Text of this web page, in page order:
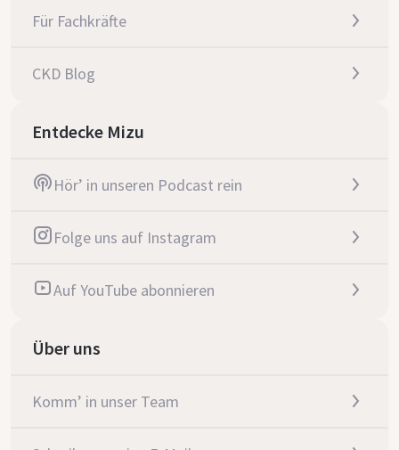
Für Fachkräfte
CKD Blog
Entdecke Mizu
Hör’ in unseren Podcast rein
Folge uns auf Instagram
Auf YouTube abonnieren
Über uns
Komm’ in unser Team